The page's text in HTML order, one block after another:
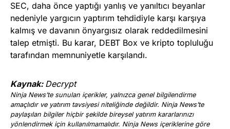
SEC, daha önce yaptığı yanlış ve yanıltıcı beyanlar
nedeniyle yargıcın yaptırım tehdidiyle karşı karşıya
kalmış ve davanın önyargısız olarak reddedilmesini
talep etmişti. Bu karar, DEBT Box ve kripto topluluğu
tarafından memnuniyetle karşılandı.
Kaynak: Decrypt
Ninja News’te sunulan içerikler, yalnızca genel bilgilendirme
amaçlıdır ve yatırım tavsiyesi niteliğinde değildir. Ninja News’te
paylaşılan bilgiler hiçbir şekilde bireysel yatırım kararlarınızı
yönlendirmek için kullanılmamalıdır. Ninja News içeriklerine göre